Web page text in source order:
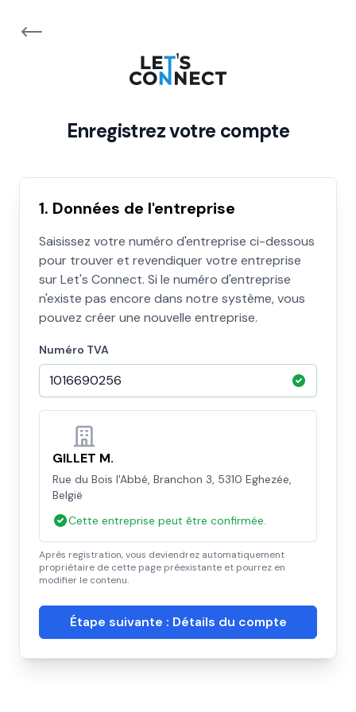
Enregistrez votre compte
1. Données de l'entreprise
Saisissez votre numéro d'entreprise ci-dessous
pour trouver et revendiquer votre entreprise
sur Let's Connect. Si le numéro d'entreprise
n'existe pas encore dans notre système, vous
pouvez créer une nouvelle entreprise.
Numéro TVA
GILLET M.
Rue du Bois l'Abbé, Branchon 3, 5310 Eghezée,
België
Cette entreprise peut être confirmée.
Après registration, vous deviendrez automatiquement
propriétaire de cette page préexistante et pourrez en
modifier le contenu.
Étape suivante : Détails du compte